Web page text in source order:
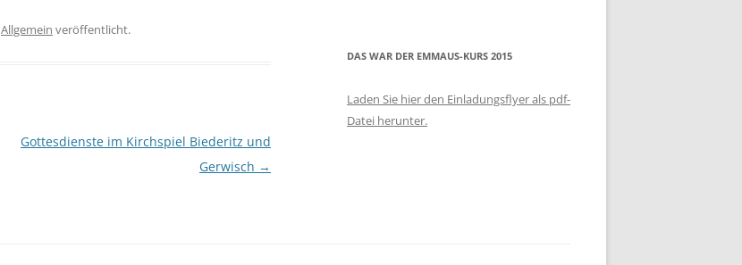
Allgemein veröffentlicht.
Gottesdienste im Kirchspiel Biederitz und
Gerwisch →
DAS WAR DER EMMAUS-KURS 2015
Laden Sie hier den Einladungsflyer als pdf-
Datei herunter.